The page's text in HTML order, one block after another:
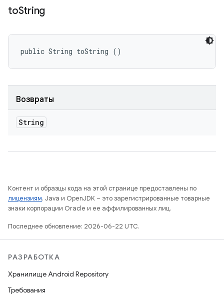
toString
public String toString ()
Возвраты
String
Контент и образцы кода на этой странице предоставлены по
лицензиям. Java и OpenJDK – это зарегистрированные товарные
знаки корпорации Oracle и ее аффилированных лиц.
Последнее обновление: 2026-06-22 UTC.
РАЗРАБОТКА
Хранилище Android Repository
Требования